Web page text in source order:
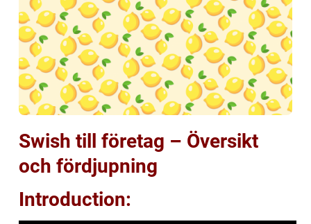
Swish till företag – Översikt
och fördjupning
Introduction: